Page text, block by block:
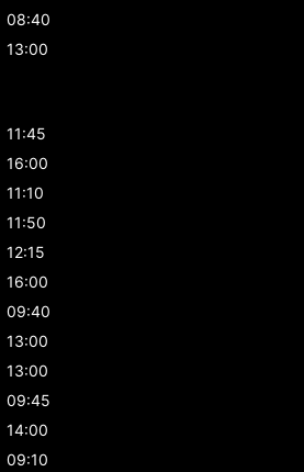
08:40
13:00
11:45
16:00
11:10
11:50
12:15
16:00
09:40
13:00
13:00
09:45
14:00
09:10